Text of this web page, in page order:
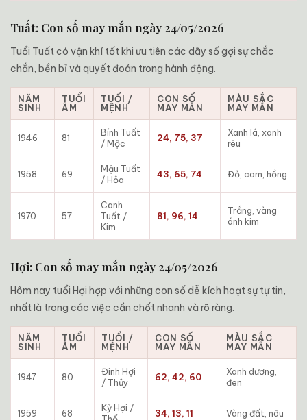
Tuất: Con số may mắn ngày 24/05/2026
Tuổi Tuất có vận khí tốt khi ưu tiên các dãy số gợi sự chắc
chắn, bền bỉ và quyết đoán trong hành động.
NĂM
SINH
TUỔI
ÂM
TUỔI /
MỆNH
CON SỐ
MAY MẮN
MÀU SẮC
MAY MẮN
1946 81
Bính Tuất
/ Mộc
24, 75, 37
Xanh lá, xanh
rêu
1958 69
Mậu Tuất
/ Hỏa
43, 65, 74 Đỏ, cam, hồng
1970 57
Canh
Tuất /
Kim
81, 96, 14
Trắng, vàng
ánh kim
Hợi: Con số may mắn ngày 24/05/2026
Hôm nay tuổi Hợi hợp với những con số dễ kích hoạt sự tự tin,
nhất là trong các việc cần chốt nhanh và rõ ràng.
NĂM
SINH
TUỔI
ÂM
TUỔI /
MỆNH
CON SỐ
MAY MẮN
MÀU SẮC
MAY MẮN
1947 80
Đinh Hợi
/ Thủy
62, 42, 60
Xanh dương,
đen
1959 68
Kỷ Hợi /
34, 13, 11 Vàng đất, nâu